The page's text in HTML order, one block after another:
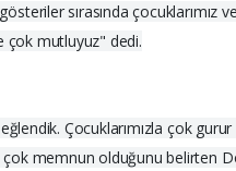
sırasında çocuklarımız
çok mutluyuz" dedi.
Çocuklarımızla çok
memnun olduğunu belirten